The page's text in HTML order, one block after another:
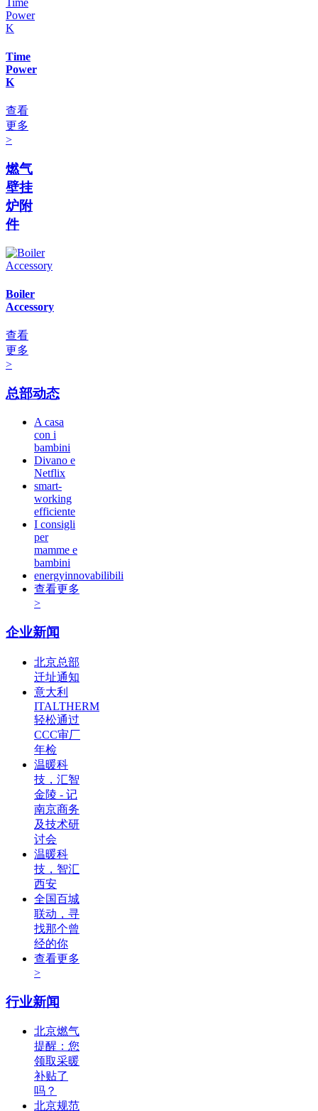
Time
Power
K
查看
更多
>
燃气
壁挂
炉附
件
Boiler
Accessory
查看
更多
>
总部动态
A casa
con i
bambini
Divano e
Netflix
smart-
working
efficiente
I consigli
per
mamme e
bambini
energyinnovabilibili
查看更多
>
企业新闻
北京总部
迁址通知
意大利
ITALTHERM
轻松通过
CCC审厂
年检
温暖科
技，汇智
金陵 - 记
南京商务
及技术研
讨会
温暖科
技，智汇
西安
全国百城
联动，寻
找那个曾
经的你
查看更多
>
行业新闻
北京燃气
提醒：您
领取采暖
补贴了
吗？
北京规范